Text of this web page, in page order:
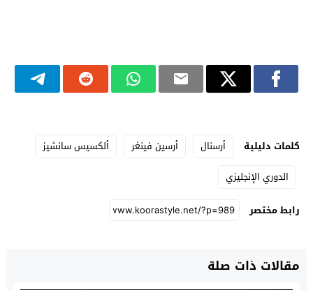
كلمات دليلية أرسنال أرسين فينغر
ألكسيس سانشيز
الدوري الإنجليزي
رابط مختصر
مقالات ذات صلة